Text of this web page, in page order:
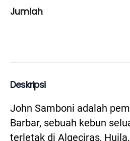
Jumlah
Deskripsi
John Samboni adalah
Barbar, sebuah kebun
terletak di Algeciras,